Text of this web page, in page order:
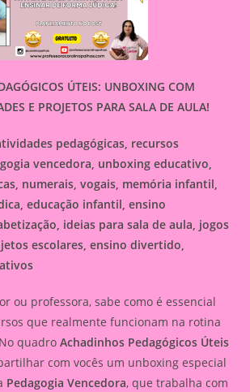
ÚTEIS: UNBOXING COM
E PROJETOS PARA SALA DE AULA!
pedagógicas, recursos
vencedora, unboxing educativo,
numerais, vogais, memória infantil,
educação infantil, ensino
ideias para sala de aula, jogos
escolares, ensino divertido,
ou professora, sabe como é essencial
que realmente funcionam na rotina
quadroAchadinhos Pedagógicos Úteis
com vocês um unboxing especial
Pedagogia Vencedora, que trabalha com